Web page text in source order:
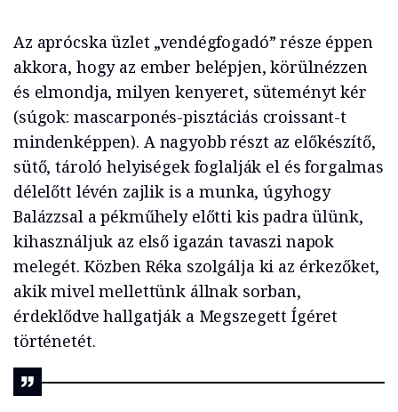
Az aprócska üzlet „vendégfogadó” része éppen
akkora, hogy az ember belépjen, körülnézzen
és elmondja, milyen kenyeret, süteményt kér
(súgok: mascarponés-pisztáciás croissant-t
mindenképpen). A nagyobb részt az előkészítő,
sütő, tároló helyiségek foglalják el és forgalmas
délelőtt lévén zajlik is a munka, úgyhogy
Balázzsal a pékműhely előtti kis padra ülünk,
kihasználjuk az első igazán tavaszi napok
melegét. Közben Réka szolgálja ki az érkezőket,
akik mivel mellettünk állnak sorban,
érdeklődve hallgatják a Megszegett Ígéret
történetét.